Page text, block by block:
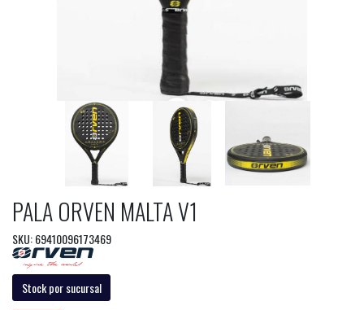
PALA ORVEN MALTA V1
SKU: 69410096173469
Stock por sucursal